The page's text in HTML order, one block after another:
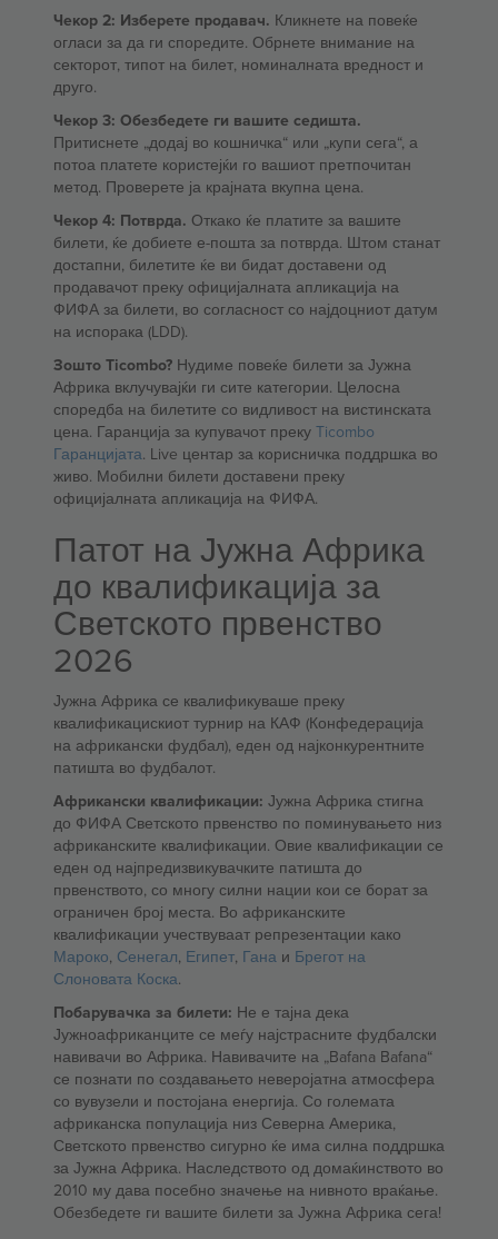
Чекор 2: Изберете продавач. Кликнете на повеќе
огласи за да ги споредите. Обрнете внимание на
секторот, типот на билет, номиналната вредност и
друго.
Чекор 3: Обезбедете ги вашите седишта.
Притиснете „додај во кошничка“ или „купи сега“, а
потоа платете користејќи го вашиот претпочитан
метод. Проверете ја крајната вкупна цена.
Чекор 4: Потврда. Откако ќе платите за вашите
билети, ќе добиете е-пошта за потврда. Штом станат
достапни, билетите ќе ви бидат доставени од
продавачот преку официјалната апликација на
ФИФА за билети, во согласност со најдоцниот датум
на испорака (LDD).
Зошто Ticombo? Нудиме повеќе билети за Јужна
Африка вклучувајќи ги сите категории. Целосна
споредба на билетите со видливост на вистинската
цена. Гаранција за купувачот преку Ticombo
Гаранцијата. Live центар за корисничка поддршка во
живо. Мобилни билети доставени преку
официјалната апликација на ФИФА.
Патот на Јужна Африка
до квалификација за
Светското првенство
2026
Јужна Африка се квалификуваше преку
квалификацискиот турнир на КАФ (Конфедерација
на африкански фудбал), еден од најконкурентните
патишта во фудбалот.
Африкански квалификации: Јужна Африка стигна
до ФИФА Светското првенство по поминувањето низ
африканските квалификации. Овие квалификации се
еден од најпредизвикувачките патишта до
првенството, со многу силни нации кои се борат за
ограничен број места. Во африканските
квалификации учествуваат репрезентации како
Мароко, Сенегал, Египет, Гана и Брегот на
Слоновата Коска.
Побарувачка за билети: Не е тајна дека
Јужноафриканците се меѓу најстрасните фудбалски
навивачи во Африка. Навивачите на „Bafana Bafana“
се познати по создавањето неверојатна атмосфера
со вувузели и постојана енергија. Со големата
африканска популација низ Северна Америка,
Светското првенство сигурно ќе има силна поддршка
за Јужна Африка. Наследството од домаќинството во
2010 му дава посебно значење на нивното враќање.
Обезбедете ги вашите билети за Јужна Африка сега!